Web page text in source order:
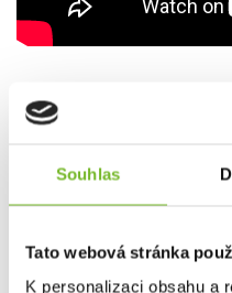
Souhlas
Tato webová stránka
K personalizaci obsahu a
O ZNAČCE
s bohatou historií sahající
Pochází ze Švédska a je
vysokou kvalitou, která